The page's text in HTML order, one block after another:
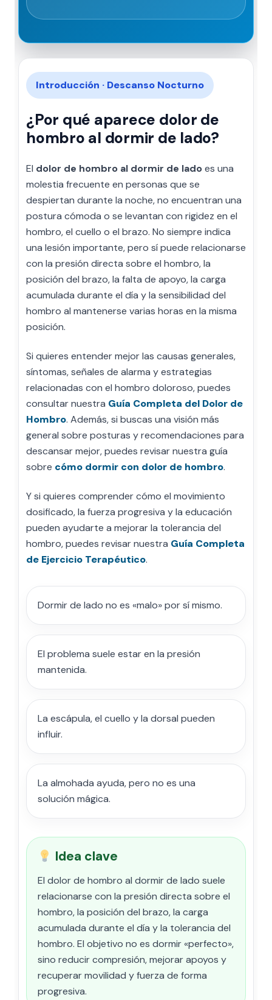
Introducción · Descanso Nocturno
¿Por qué aparece dolor de
hombro al dormir de lado?
El dolor de hombro al dormir de ladoes una
molestia frecuente en personas que se
despiertan durante la noche, no encuentran una
postura cómoda o se levantan con rigidez en el
hombro, el cuello o el brazo. No siempre indica
una lesión importante, pero sí puede relacionarse
con la presión directa sobre el hombro, la
posición del brazo, la falta de apoyo, la carga
acumulada durante el día y la sensibilidad del
hombro al mantenerse varias horas en la misma
posición.
Si quieres entender mejor las causas generales,
síntomas, señales de alarma y estrategias
relacionadas con el hombro doloroso, puedes
consultar nuestra Guía Completa del Dolor de
Hombro. Además, si buscas una visión más
general sobre posturas y recomendaciones para
descansar mejor, puedes revisar nuestra guía
sobre cómo dormir con dolor de hombro.
Y si quieres comprender cómo el movimiento
dosificado, la fuerza progresiva y la educación
pueden ayudarte a mejorar la tolerancia del
hombro, puedes revisar nuestra Guía Completa
de Ejercicio Terapéutico.
Dormir de lado no es «malo» por sí mismo.
El problema suele estar en la presión
mantenida.
La escápula, el cuello y la dorsal pueden
influir.
La almohada ayuda, pero no es una
solución mágica.
Idea clave
El dolor de hombro al dormir de lado suele
relacionarse con la presión directa sobre el
hombro, la posición del brazo, la carga
acumulada durante el día y la tolerancia del
hombro. El objetivo no es dormir «perfecto»,
sino reducir compresión, mejorar apoyos y
recuperar movilidad y fuerza de forma
progresiva.